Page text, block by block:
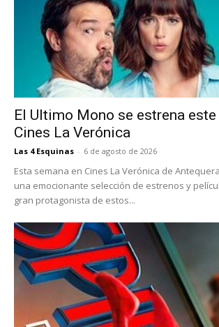
El Ultimo Mono se estrena
Cines La Verónica
Las 4 Esquinas - 6 de agosto de 2026
Esta semana en Cines La Verónica de
una emocionante selección de estrenos y
gran protagonista de estos...